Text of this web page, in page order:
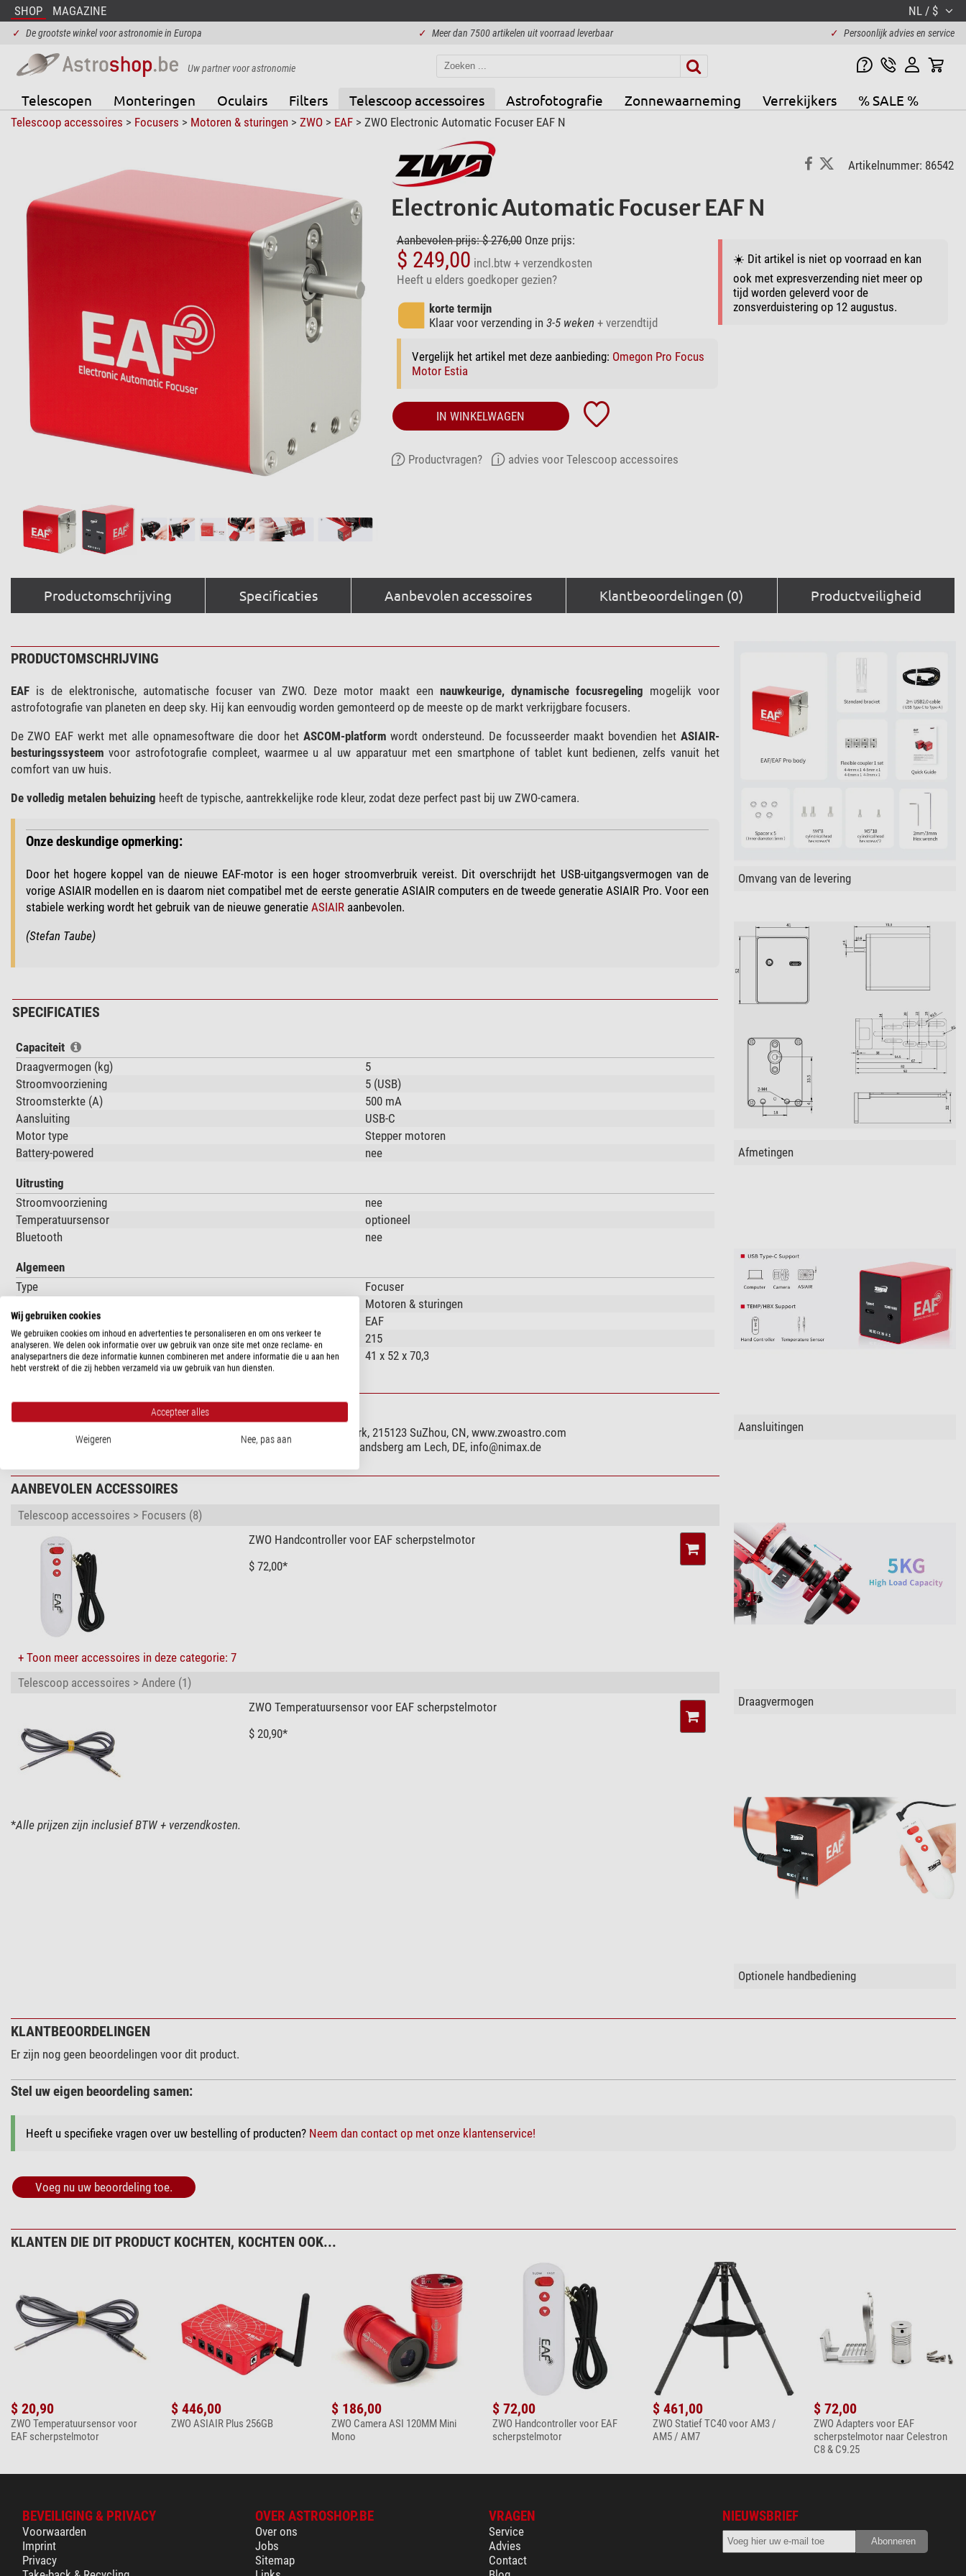
SHOP MAGAZINE NL / $
✓ De grootste winkel voor astronomie in Europa ✓ Meer dan 7500 artikelen uit voorraad leverbaar ✓ Persoonlijk advies en service
Uw partner voor astronomie
Telescopen Monteringen Oculairs Filters Telescoop accessoires Astrofotografie Zonnewaarneming Verrekijkers % SALE %
Telescoop accessoires > Focusers > Motoren & sturingen> ZWO> EAF> ZWO Electronic Automatic Focuser EAF N
Artikelnummer: 86542
Electronic Automatic Focuser EAF N
Aanbevolen prijs: $ 276,00Onze prijs:
$ 249,00 incl.btw + verzendkosten
Heeft u elders goedkoper gezien?
korte termijn
Klaar voor verzending in 3-5 weken + verzendtijd
Vergelijk het artikel met deze aanbieding: Omegon Pro Focus
Motor Estia
☀️ Dit artikel is niet op voorraad en kan
ook met expresverzending niet meer op
tijd worden geleverd voor de
zonsverduistering op 12 augustus.
IN WINKELWAGEN
Productvragen? advies voor Telescoop accessoires
Productomschrijving Specificaties Aanbevolen accessoires Klantbeoordelingen (0) Productveiligheid
PRODUCTOMSCHRIJVING
EAFis de elektronische, automatische focuser van ZWO. Deze motor maakt een nauwkeurige, dynamische focusregeling mogelijk voor
astrofotografie van planeten en deep sky. Hij kan eenvoudig worden gemonteerd op de meeste op de markt verkrijgbare focusers.
De ZWO EAF werkt met alle opnamesoftware die door het ASCOM-platform wordt ondersteund. De focusseerder maakt bovendien het ASIAIR-
besturingssysteem voor astrofotografie compleet, waarmee u al uw apparatuur met een smartphone of tablet kunt bedienen, zelfs vanuit het
comfort van uw huis.
De volledig metalen behuizing heeft de typische, aantrekkelijke rode kleur, zodat deze perfect past bij uw ZWO-camera.
Onze deskundige opmerking:
Door het hogere koppel van de nieuwe EAF-motor is een hoger stroomverbruik vereist. Dit overschrijdt het USB-uitgangsvermogen van de
vorige ASIAIR modellen en is daarom niet compatibel met de eerste generatie ASIAIR computers en de tweede generatie ASIAIR Pro. Voor een
stabiele werking wordt het gebruik van de nieuwe generatie ASIAIRaanbevolen.
(Stefan Taube)
SPECIFICATIES
Capaciteit
Draagvermogen (kg)
5
Stroomvoorziening
5 (USB)
Stroomsterkte (A)
500 mA
Aansluiting
USB-C
Motor type
Stepper motoren
Battery-powered
nee
Uitrusting
Stroomvoorziening
nee
Temperatuursensor
optioneel
Bluetooth
nee
Algemeen
Type
Focuser
Motoren & sturingen
Serie
EAF
Gewicht (g)
215
Uitwendige afmetingen LxBxH (mm)
41 x 52 x 70,3
PRODUCTVEILIGHEID
Suzhou ZWO Co., Ltd., Moon bay road 6, SuZhou Industrial Park, 215123 SuZhou, CN, www.zwoastro.com
Verantwoordelijke persoon:
NIMAX GmbH, Otto-Lilienthal-Str. 9, 86899 Landsberg am Lech, DE, info@nimax.de
AANBEVOLEN ACCESSOIRES
Telescoop accessoires > Focusers (8)
ZWO Handcontroller voor EAF scherpstelmotor
$ 72,00*
+ Toon meer accessoires in deze categorie: 7
Telescoop accessoires > Andere (1)
ZWO Temperatuursensor voor EAF scherpstelmotor
$ 20,90*
*Alle prijzen zijn inclusief BTW + verzendkosten.
Omvang van de levering
Afmetingen
Aansluitingen
Draagvermogen
Optionele handbediening
KLANTBEOORDELINGEN
Er zijn nog geen beoordelingen voor dit product.
Stel uw eigen beoordeling samen:
Heeft u specifieke vragen over uw bestelling of producten? Neem dan contact op met onze klantenservice!
Voeg nu uw beoordeling toe.
KLANTEN DIE DIT PRODUCT KOCHTEN, KOCHTEN OOK...
$ 20,90
ZWO Temperatuursensor voor
EAF scherpstelmotor
$ 446,00
ZWO ASIAIR Plus 256GB
$ 186,00
ZWO Camera ASI 120MM Mini
Mono
$ 72,00
ZWO Handcontroller voor EAF
scherpstelmotor
$ 461,00
ZWO Statief TC40 voor AM3 /
AM5 / AM7
$ 72,00
ZWO Adapters voor EAF
scherpstelmotor naar Celestron
C8 & C9.25
BEVEILIGING & PRIVACY
Voorwaarden
Imprint
Privacy
OVER ASTROSHOP.BE
Over ons
Jobs
Sitemap
VRAGEN
Service
Advies
Contact
NIEUWSBRIEF
Wij gebruiken cookies
We gebruiken cookies om inhoud en advertenties te personaliseren en om ons verkeer te
analyseren. We delen ook informatie over uw gebruik van onze site met onze reclame- en
analysepartners die deze informatie kunnen combineren met andere informatie die u aan hen
hebt verstrekt of die zij hebben verzameld via uw gebruik van hun diensten.
Accepteer alles
Weigeren Nee, pas aan